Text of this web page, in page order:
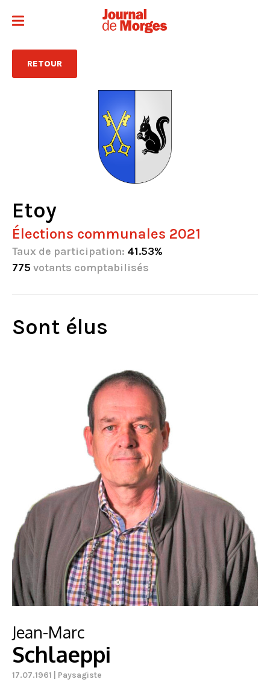
RETOUR
Etoy
Élections communales 2021
Taux de participation: 41.53%
775 votants comptabilisés
Sont élus
Jean-Marc
Schlaeppi
17.07.1961 | Paysagiste